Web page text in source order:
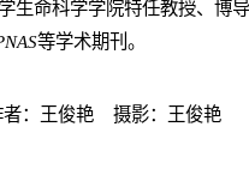
生命科学学院特任教授、博
等学术期刊。
者：王俊艳 摄影：王俊艳